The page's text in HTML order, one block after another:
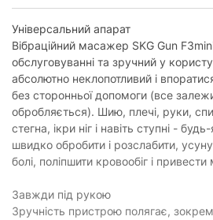
Універсальний апарат
Вібраційний масажер SKG Gun
обслуговуванні та зручний у
абсолютно неклопотливий і
без сторонньої допомоги (все
обробляється). Шию, плечі, руки,
стегна, ікри ніг і навіть ступні -
швидко обробити і розслабити,
болі, поліпшити кровообіг і привести
Завжди під рукою
Зручність пристрою полягає,